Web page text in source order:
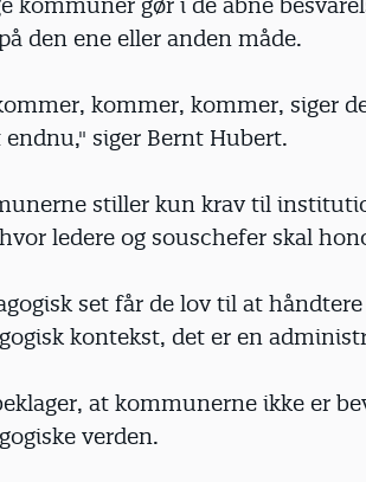
den ene eller anden måde.
kommer, kommer, siger
endnu," siger Bernt Hubert.
stiller kun krav til
ledere og souschefer skal
set får de lov til at
kontekst, det er en
at kommunerne ikke er
verden.